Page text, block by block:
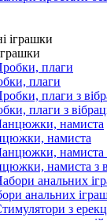
плаги
плаги з
намиста
намиста з
анальних